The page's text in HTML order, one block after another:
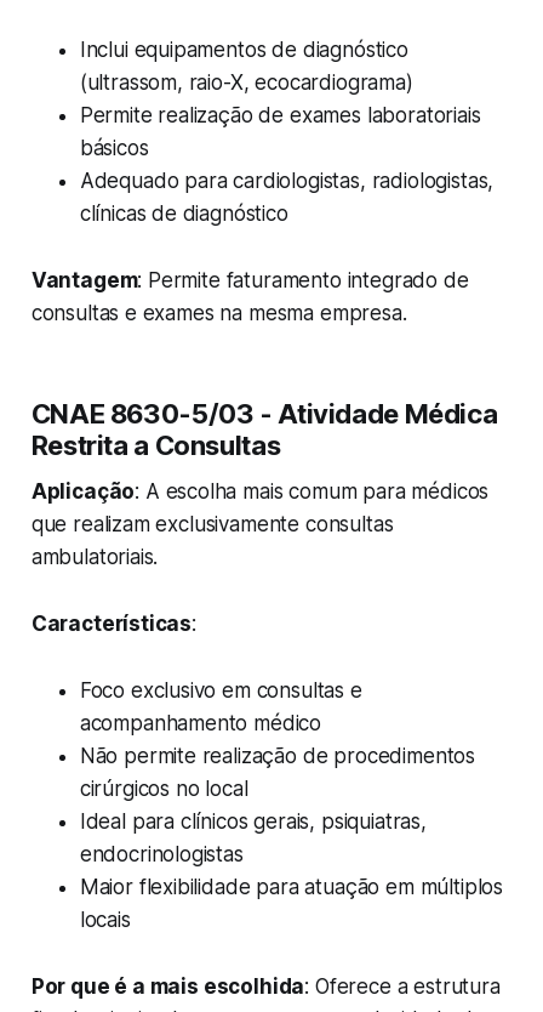
Inclui equipamentos de diagnóstico
(ultrassom, raio-X, ecocardiograma)
Permite realização de exames laboratoriais
básicos
Adequado para cardiologistas, radiologistas,
clínicas de diagnóstico
Vantagem: Permite faturamento integrado de
consultas e exames na mesma empresa.
CNAE 8630-5/03 - Atividade Médica
Restrita a Consultas
Aplicação: A escolha mais comum para médicos
que realizam exclusivamente consultas
ambulatoriais.
Características:
Foco exclusivo em consultas e
acompanhamento médico
Não permite realização de procedimentos
cirúrgicos no local
Ideal para clínicos gerais, psiquiatras,
endocrinologistas
Maior flexibilidade para atuação em múltiplos
locais
Por que é a mais escolhida: Oferece a estrutura